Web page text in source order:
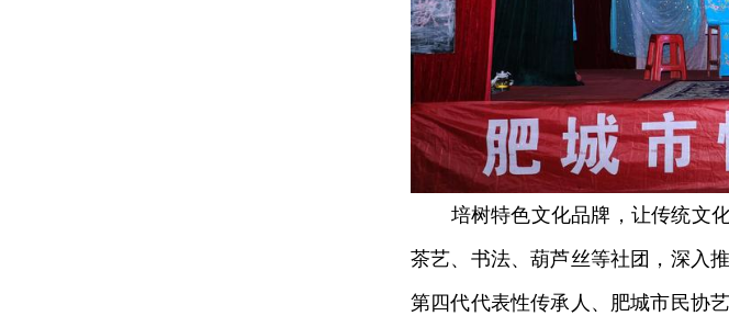
培树特色文化品牌，让传统文化
茶艺、书法、葫芦丝等社团，深入
第四代代表性传承人、肥城市民协